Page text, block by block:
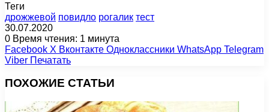
Теги
дрожжевой повидло рогалик тест
30.07.2020
0 Время чтения: 1 минута
Facebook X Вконтакте Одноклассники WhatsApp Telegram
Viber Печатать
ПОХОЖИЕ СТАТЬИ